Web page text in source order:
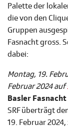
Palette der
die von den
Gruppen
Fasnacht gross.
dabei:
Montag, 19.
Februar 2024 auf
Basler Fasnacht
SRF überträgt
19. Februar